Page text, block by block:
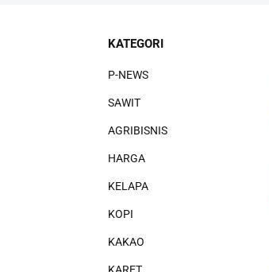
KATEGORI
P-NEWS
SAWIT
AGRIBISNIS
HARGA
KELAPA
KOPI
KAKAO